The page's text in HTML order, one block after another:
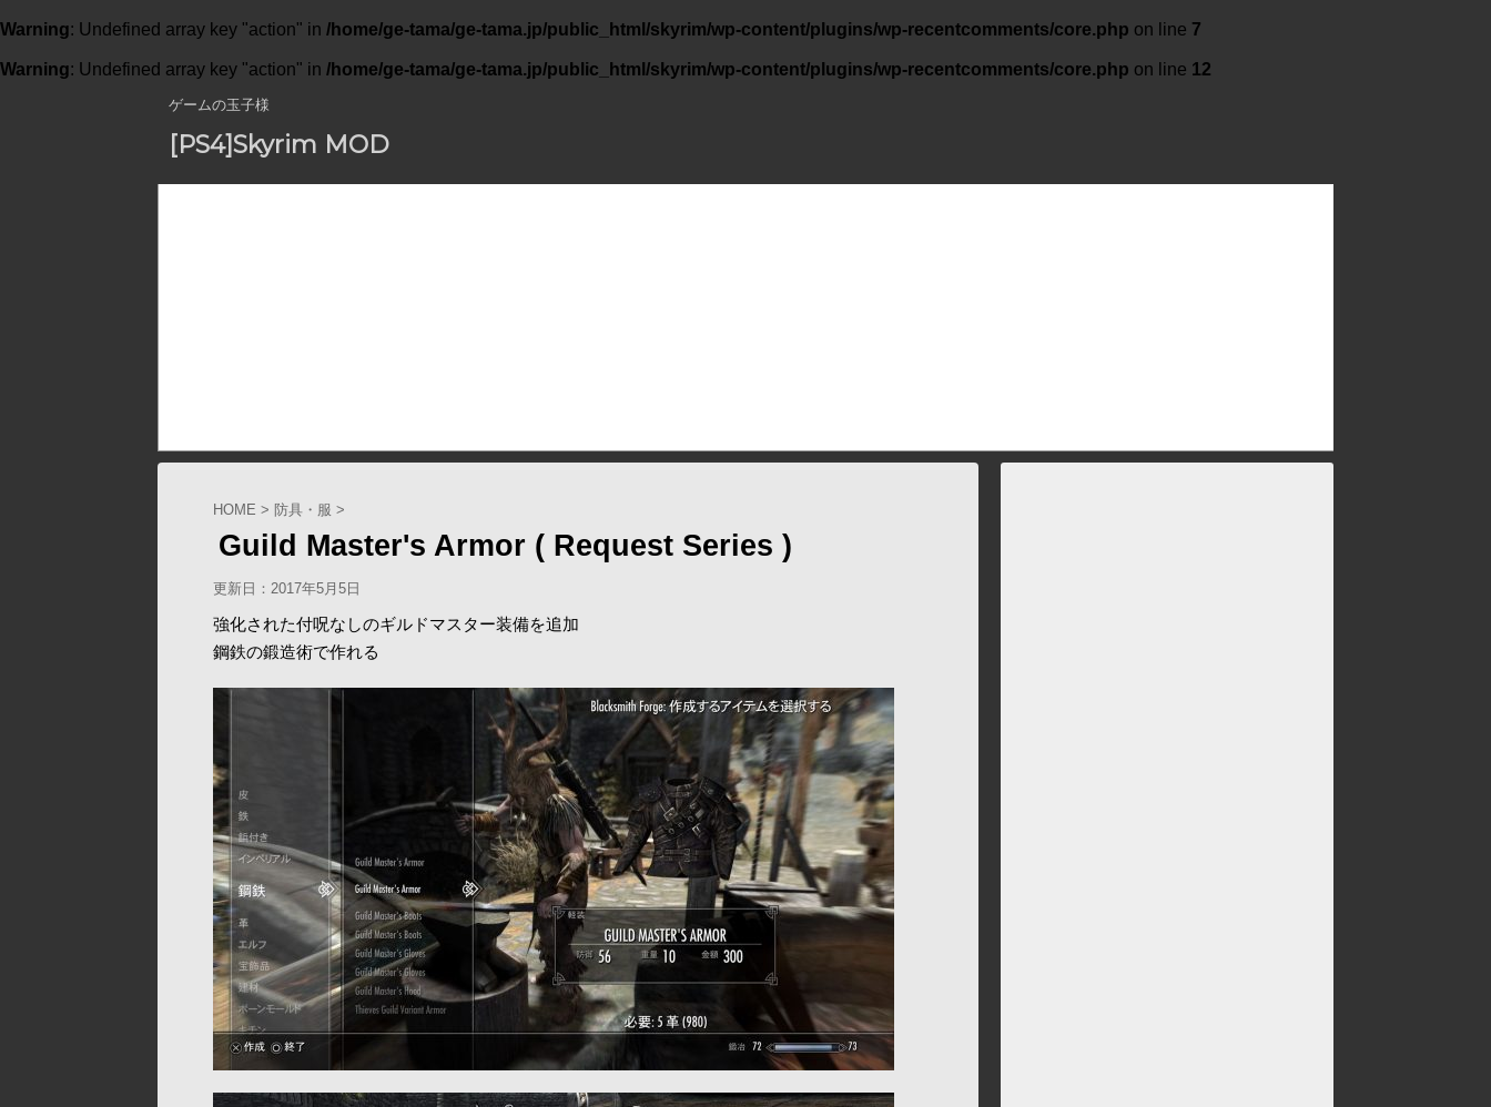
Warning: Undefined array key "action" in /home/ge-tama/ge-tama.jp/public_html/skyrim/wp-content/plugins/wp-recentcomments/core.php on line 7
Warning: Undefined array key "action" in /home/ge-tama/ge-tama.jp/public_html/skyrim/wp-content/plugins/wp-recentcomments/core.php on line 12
ゲームの玉子様
[PS4]Skyrim MOD
HOME > 防具・服 >
Guild Master's Armor ( Request Series )
更新日： 2017年5月5日
強化された付呪なしのギルドマスター装備を追加
鋼鉄の鍛造術で作れる